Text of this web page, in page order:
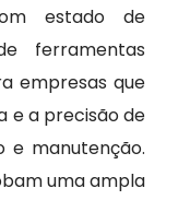
estado de
ferramentas
empresas que
e a precisão de
e manutenção.
uma ampla